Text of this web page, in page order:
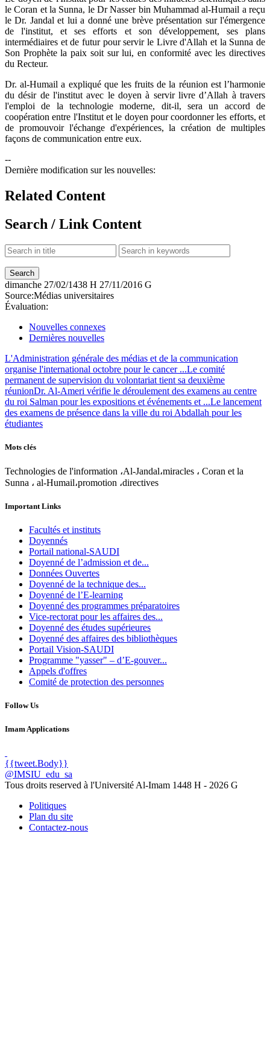
le Coran et la Sunna, le Dr Nasser bin Muhammad al-Humail a reçu
le Dr. Jandal et lui a donné une brève présentation sur l'émergence
de l'institut, et ses efforts et son développement, ses plans
intermédiaires et de futur pour servir le Livre d'Allah et la Sunna de
Son Prophète la paix soit sur lui, en conformité avec les directives
du Recteur.
Dr. al-Humail a expliqué que les fruits de la réunion est l’harmonie
du désir de l'institut avec le doyen à servir livre d’Allah à travers
l'emploi de la technologie moderne, dit-il, sera un accord de
coopération entre l'Institut et le doyen pour coordonner les efforts, et
de promouvoir l'échange d'expériences, la création de multiples
façons de communication entre eux.
--
Dernière modification sur les nouvelles:
Related Content
Search / Link Content
dimanche 27/02/1438 H 27/11/2016 G
Source:Médias universitaires
Évaluation:
Nouvelles connexes
Dernières nouvelles
L'Administration générale des médias et de la communication
organise l'international octobre pour le cancer ...Le comité
permanent de supervision du volontariat tient sa deuxième
réunionDr. Al-Ameri vérifie le déroulement des examens au centre
du roi Salman pour les expositions et événements et ...Le lancement
des examens de présence dans la ville du roi Abdallah pour les
étudiantes
Mots clés
Technologies de l'information ،Al-Jandal،miracles ، Coran et la
Sunna ، al-Humail،promotion ،directives
Important Links
Facultés et instituts
Doyennés
Portail national-SAUDI
Doyenné de l’admission et de...
Données Ouvertes
Doyenné de la technique des...
Doyenné de l’E-learning
Doyenné des programmes préparatoires
Vice-rectorat pour les affaires des...
Doyenné des études supérieures
Doyenné des affaires des bibliothèques
Portail Vision-SAUDI
Programme "yasser" – d’E-gouver...
Appels d'offres
Comité de protection des personnes
Follow Us
Imam Applications
{{tweet.Body}}
@IMSIU_edu_sa
Tous droits reserved à l'Université Al-Imam 1448 H - 2026 G
Politiques
Plan du site
Contactez-nous